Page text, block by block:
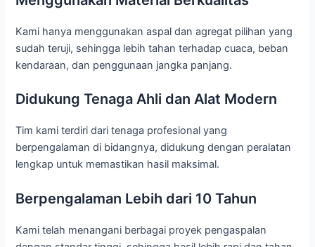
Kami hanya menggunakan aspal dan agregat pilihan yang
sudah teruji, sehingga lebih tahan terhadap cuaca, beban
kendaraan, dan penggunaan jangka panjang.
Didukung Tenaga Ahli dan Alat Modern
Tim kami terdiri dari tenaga profesional yang
berpengalaman di bidangnya, didukung dengan peralatan
lengkap untuk memastikan hasil maksimal.
Berpengalaman Lebih dari 10 Tahun
Kami telah menangani berbagai proyek pengaspalan